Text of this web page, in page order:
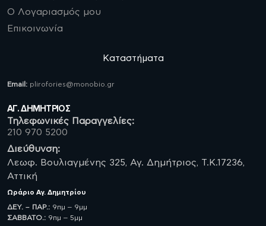
Ο Λογαριασμός μου
Επικοινωνία
Καταστήματα
Email: plirofories@monobio.gr
ΑΓ. ΔΗΜΗΤΡΙΟΣ
Τηλεφωνικές Παραγγελίες:
210 970 5200
Διεύθυνση:
Λεωφ. Βουλιαγμένης 325, Αγ. Δημήτριος, Τ.Κ.17236,
Αττική
Ωράριο Αγ. Δημητρίου
ΔΕΥ. – ΠΑΡ.: 9πμ – 9μμ
ΣΑΒBATO.: 9πμ – 5μμ